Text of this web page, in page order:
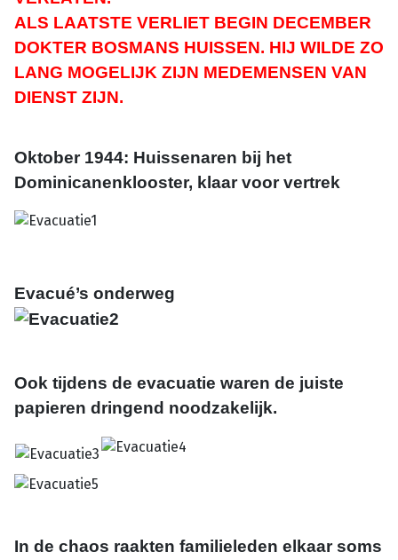
ALS LAATSTE VERLIET BEGIN DECEMBER
DOKTER BOSMANS HUISSEN. HIJ WILDE ZO
LANG MOGELIJK ZIJN MEDEMENSEN VAN
DIENST ZIJN.
Oktober 1944: Huissenaren bij het
Dominicanenklooster, klaar voor vertrek
Evacué’s onderweg
Ook tijdens de evacuatie waren de juiste
papieren dringend noodzakelijk.
In de chaos raakten familieleden elkaar soms